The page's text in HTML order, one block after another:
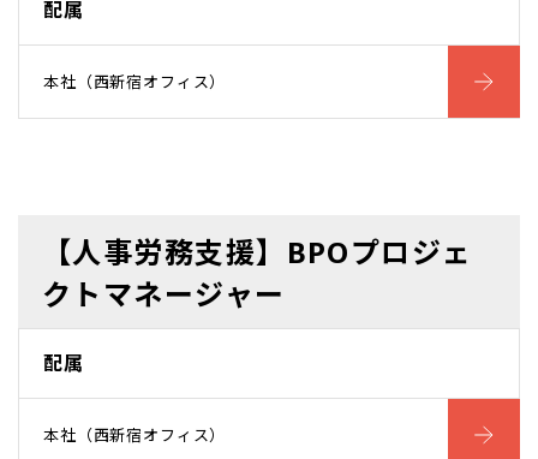
配属
本社（西新宿オフィス）
【人事労務支援】BPOプロジェ
クトマネージャー
配属
本社（西新宿オフィス）